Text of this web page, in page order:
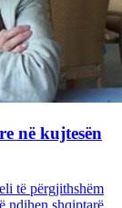
në kujtesën
të përgjithshëm
ndihen shqiptarë